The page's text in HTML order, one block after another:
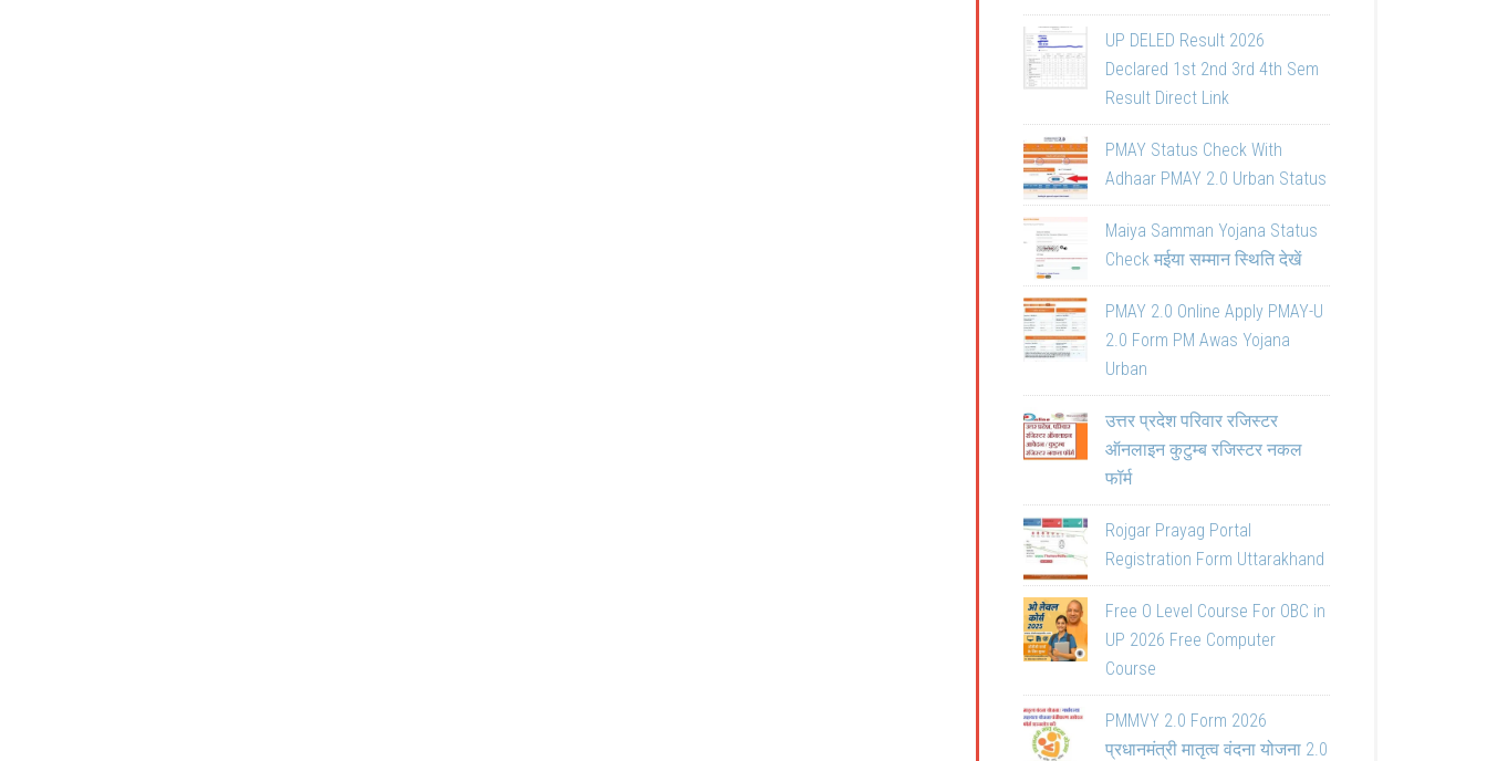
UP DELED Result 2026
Declared 1st 2nd 3rd 4th Sem
Result Direct Link
PMAY Status Check With
Adhaar PMAY 2.0 Urban Status
Maiya Samman Yojana Status
Check मईया सम्मान स्थिति देखें
PMAY 2.0 Online Apply PMAY-U
2.0 Form PM Awas Yojana
Urban
उत्तर प्रदेश परिवार रजिस्टर
ऑनलाइन कुटुम्ब रजिस्टर नकल
फॉर्म
Rojgar Prayag Portal
Registration Form Uttarakhand
Free O Level Course For OBC in
UP 2026 Free Computer
Course
PMMVY 2.0 Form 2026
प्रधानमंत्री मातृत्व वंदना योजना 2.0